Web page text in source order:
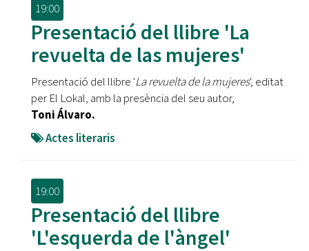
19:00
Presentació del llibre 'La
revuelta de las mujeres'
Presentació del llibre 'La revuelta de la mujeres', editat
per El Lokal, amb la presència del seu autor,
Toni Álvaro.
Actes literaris
19:00
Presentació del llibre
'L'esquerda de l'àngel'